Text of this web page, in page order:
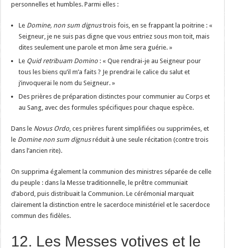
personnelles et humbles. Parmi elles :
Le Domine, non sum dignustrois fois, en se frappant la poitrine : «
Seigneur, je ne suis pas digne que vous entriez sous mon toit, mais
dites seulement une parole et mon âme sera guérie. »
Le Quid retribuam Domino : « Que rendrai-je au Seigneur pour
tous les biens qu’il m’a faits ? Je prendrai le calice du salut et
j’invoquerai le nom du Seigneur. »
Des prières de préparation distinctes pour communier au Corps et
au Sang, avec des formules spécifiques pour chaque espèce.
Dans le Novus Ordo, ces prières furent simplifiées ou supprimées, et
le Domine non sum dignusréduit à une seule récitation (contre trois
dans l’ancien rite).
On supprima également la communion des ministres séparée de celle
du peuple : dans la Messe traditionnelle, le prêtre communiait
d’abord, puis distribuait la Communion. Le cérémonial marquait
clairement la distinction entre le sacerdoce ministériel et le sacerdoce
commun des fidèles.
12. Les Messes votives et le